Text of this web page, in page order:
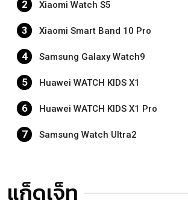
2 Xiaomi Watch S5
3 Xiaomi Smart Band 10 Pro
4 Samsung Galaxy Watch9
5 Huawei WATCH KIDS X1
6 Huawei WATCH KIDS X1 Pro
7 Samsung Watch Ultra2
แก็ดเจ็ท